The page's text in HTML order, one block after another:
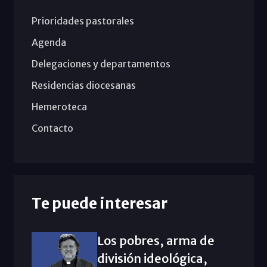
Prioridades pastorales
Agenda
Delegaciones y departamentos
Residencias diocesanas
Hemeroteca
Contacto
Te puede interesar
Los pobres, arma de
división ideológica,